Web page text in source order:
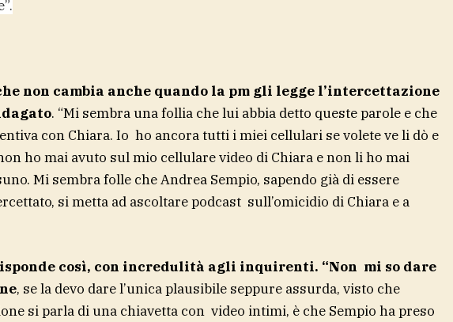
non cambia anche quando la pm gli legge l’intercettazione
. “Mi sembra una follia che lui abbia detto queste parole e che
con Chiara. Io ho ancora tutti i miei cellulari se volete ve li dò e
ho mai avuto sul mio cellulare video di Chiara e non li ho mai
Mi sembra folle che Andrea Sempio, sapendo già di essere
si metta ad ascoltare podcast sull’omicidio di Chiara e a
così, con incredulità agli inquirenti. “Non mi so dare
, se la devo dare l’unica plausibile seppure assurda, visto che
si parla di una chiavetta con video intimi, è che Sempio ha preso